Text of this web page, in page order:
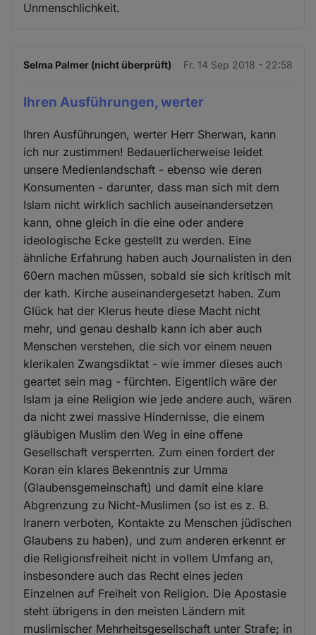
Unmenschlichkeit.
Selma Palmer (nicht überprüft) Fr. 14 Sep 2018 - 22:58
Ihren Ausführungen, werter
Ihren Ausführungen, werter Herr Sherwan, kann
ich nur zustimmen! Bedauerlicherweise leidet
unsere Medienlandschaft - ebenso wie deren
Konsumenten - darunter, dass man sich mit dem
Islam nicht wirklich sachlich auseinandersetzen
kann, ohne gleich in die eine oder andere
ideologische Ecke gestellt zu werden. Eine
ähnliche Erfahrung haben auch Journalisten in den
60ern machen müssen, sobald sie sich kritisch mit
der kath. Kirche auseinandergesetzt haben. Zum
Glück hat der Klerus heute diese Macht nicht
mehr, und genau deshalb kann ich aber auch
Menschen verstehen, die sich vor einem neuen
klerikalen Zwangsdiktat - wie immer dieses auch
geartet sein mag - fürchten. Eigentlich wäre der
Islam ja eine Religion wie jede andere auch, wären
da nicht zwei massive Hindernisse, die einem
gläubigen Muslim den Weg in eine offene
Gesellschaft versperrten. Zum einen fordert der
Koran ein klares Bekenntnis zur Umma
(Glaubensgemeinschaft) und damit eine klare
Abgrenzung zu Nicht-Muslimen (so ist es z. B.
Iranern verboten, Kontakte zu Menschen jüdischen
Glaubens zu haben), und zum anderen erkennt er
die Religionsfreiheit nicht in vollem Umfang an,
insbesondere auch das Recht eines jeden
Einzelnen auf Freiheit von Religion. Die Apostasie
steht übrigens in den meisten Ländern mit
muslimischer Mehrheitsgesellschaft unter Strafe; in